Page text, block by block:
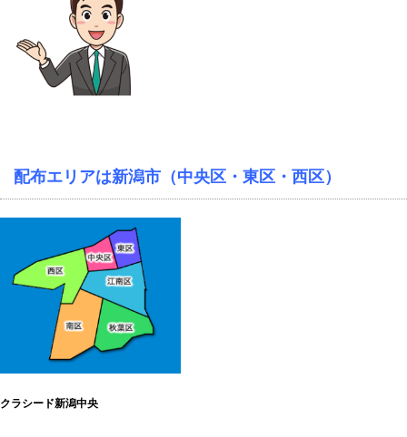
配布エリアは新潟市（中央区・東区・西区）
クラシード新潟中央